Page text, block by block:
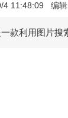
4 11:48:09 编
款利用图片搜